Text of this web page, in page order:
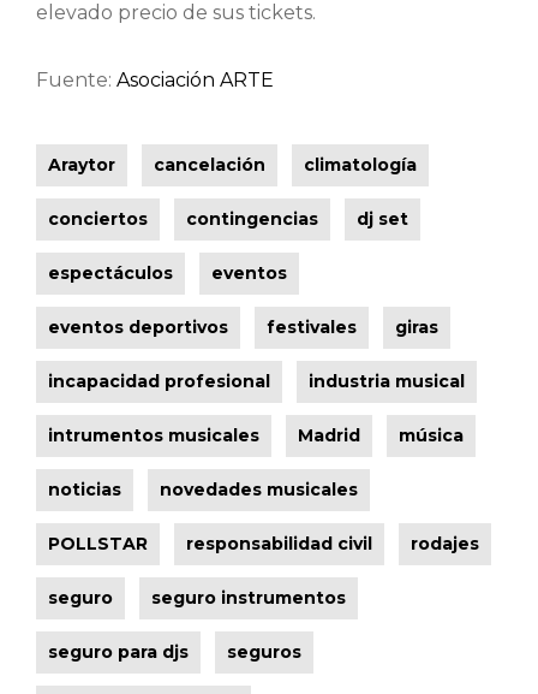
elevado precio de sus tickets.
Fuente: Asociación ARTE
Araytor cancelación climatología
conciertos contingencias dj set
espectáculos eventos
eventos deportivos festivales giras
incapacidad profesional industria musical
intrumentos musicales Madrid música
noticias novedades musicales
POLLSTAR responsabilidad civil rodajes
seguro seguro instrumentos
seguro para djs seguros